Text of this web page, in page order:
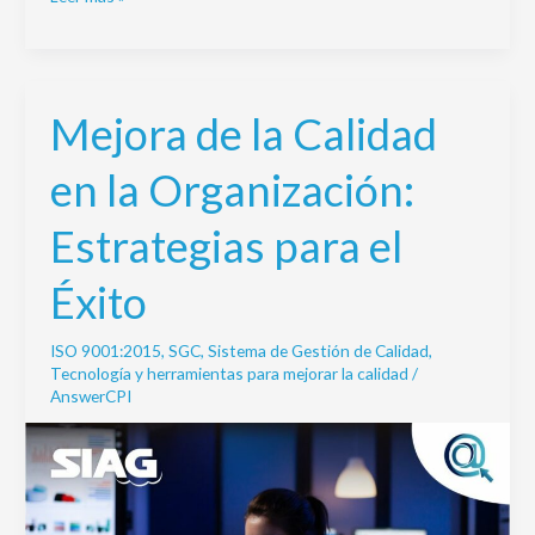
Mejora de la Calidad
en la Organización:
Estrategias para el
Éxito
ISO 9001:2015, SGC, Sistema de Gestión de Calidad,
Tecnología y herramientas para mejorar la calidad /
AnswerCPI
Mejora
de
la
Calidad
en
la
Organización:
para
el
Éxito